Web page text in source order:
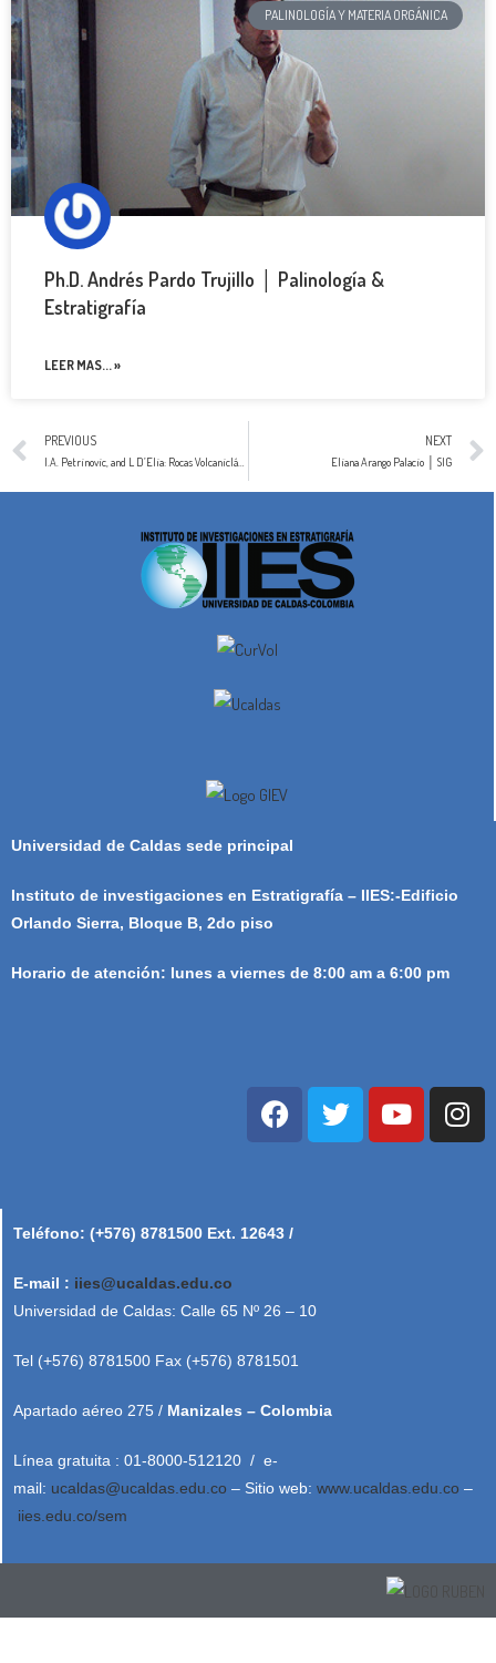
PALINOLOGÍA Y MATERIA ORGÁNICA
Ph.D. Andrés Pardo Trujillo │ Palinología &
Estratigrafía
LEER MAS... »
PREVIOUS NEXT
Eliana Arango Palacio │ SIG
Universidad de Caldas sede principal
Instituto de investigaciones en Estratigrafía – IIES:-Edificio
Orlando Sierra, Bloque B, 2do piso
Horario de atención: lunes a viernes de 8:00 am a 6:00 pm
Teléfono: (+576) 8781500 Ext. 12643 /
E-mail : iies@ucaldas.edu.co
Universidad de Caldas: Calle 65 Nº 26 – 10
Tel (+576) 8781500 Fax (+576) 8781501
Apartado aéreo 275 / Manizales – Colombia
Línea gratuita : 01-8000-512120 / e-
mail: ucaldas@ucaldas.edu.co – Sitio web: www.ucaldas.edu.co –
iies.edu.co/sem